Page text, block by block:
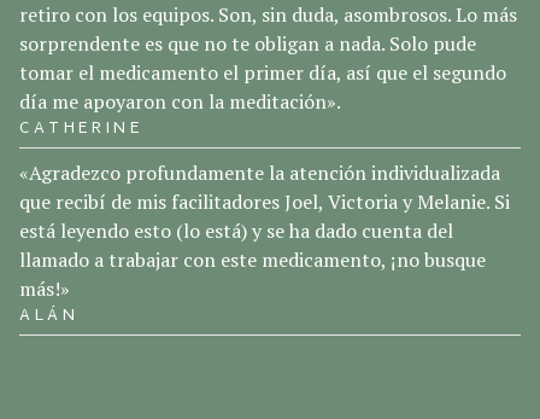
retiro con los equipos. Son, sin duda, asombrosos. Lo más
sorprendente es que no te obligan a nada. Solo pude
tomar el medicamento el primer día, así que el segundo
día me apoyaron con la meditación».
CATHERINE
«Agradezco profundamente la atención individualizada
que recibí de mis facilitadores Joel, Victoria y Melanie. Si
está leyendo esto (lo está) y se ha dado cuenta del
llamado a trabajar con este medicamento, ¡no busque
más!»
ALÁN